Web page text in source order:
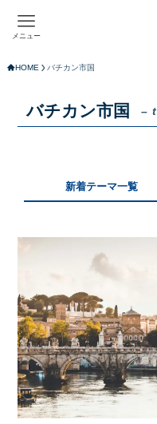
メニュー
HOME バチカン市国
バチカン市国 –
新着テーマ一覧